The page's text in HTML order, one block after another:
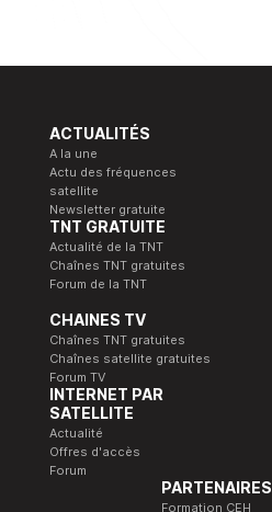
ACTUALITÉS
A la une
Actu des fréquences
satellite
Newsletter gratuite
TNT GRATUITE
Actualité de la TNT
Chaînes TNT gratuites
Forum de la TNT
CHAINES TV
Chaînes TNT gratuites
Chaînes satellite gratuites
Forum TV
INTERNET PAR
SATELLITE
Actualité
Offres d'accès
Forum
PARTENAIRES
Formation CEH